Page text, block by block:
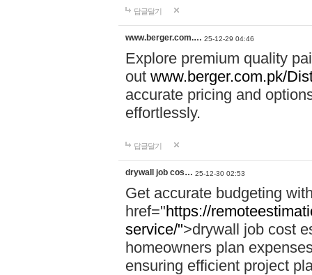
답글달기
www.berger.com.… 25-12-29 04:46
Explore premium quality
out www.berger.com.pk/
accurate pricing and
effortlessly.
답글달기
drywall job cos… 25-12-30 02:53
Get accurate budgeting
href="https://
service/">drywall job cost
homeowners plan
ensuring efficient project